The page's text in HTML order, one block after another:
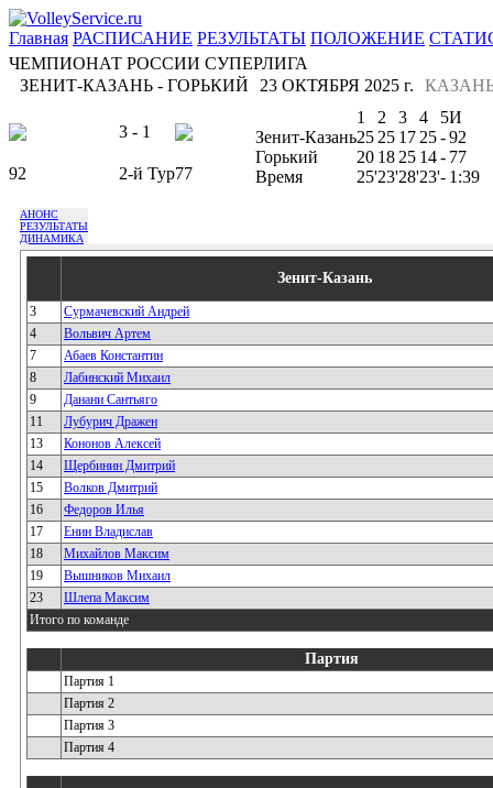
Главная РАСПИСАНИЕ РЕЗУЛЬТАТЫ ПОЛОЖЕНИЕ
ЧЕМПИОНАТ РОССИИ СУПЕРЛИГА
ЗЕНИТ-КАЗАНЬ - ГОРЬКИЙ
23 ОКТЯБРЯ 2025 г.
3 - 1
92 2-й Тур77
1 2 3 4 5И
Зенит-Казань25 25 17 25-92
Горький
20 18 25 14- 77
Время
25'23'28'23'- 1:39
АНОНС
РЕЗУЛЬТАТЫ
ДИНАМИКА
Зенит-Казань
3
Сурмачевский Андрей
4
Вольвич Артем
7
Абаев Константин
8
Лабинский Михаил
9
Данани Сантьяго
11
Лубурич Дражен
13
Кононов Алексей
14
Щербинин Дмитрий
15
Волков Дмитрий
16
Федоров Илья
17
Енин Владислав
18
Михайлов Максим
19
Вышников Михаил
23
Шлепа Максим
Итого по команде
Партия
Партия 1
Партия 2
Партия 3
Партия 4